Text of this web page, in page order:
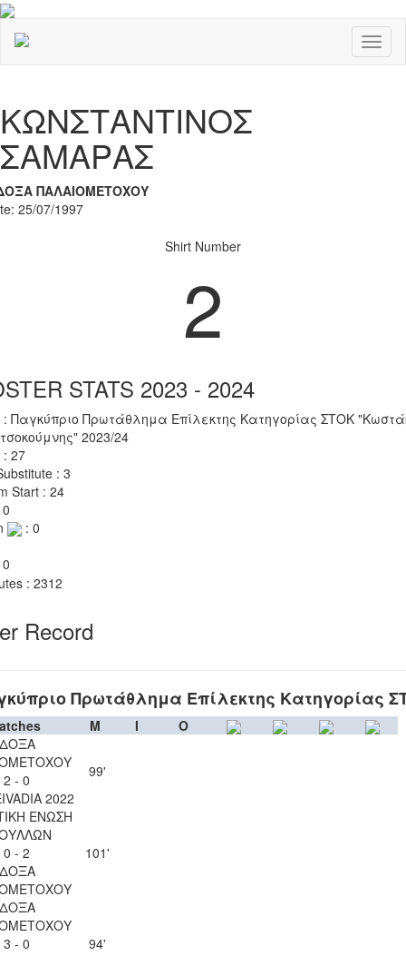
ΚΩΝΣΤΑΝΤΙΝΟΣ
ΣΑΜΑΡΑΣ
ΠΑΛΑΙΟΜΕΤΟΧΟΥ
25/07/1997
Shirt Number
2
STATS 2023 - 2024
: Παγκύπριο Πρωτάθλημα Επίλεκτης Κατηγορίας ΣΤΟΚ
2023/24
: 27
: 3
Start : 24
: 0
: 2312
Record
Πρωτάθλημα Επίλεκτης Κατηγορίας
M I
O
2 - 0
2022
99'
ΕΝΩΣΗ
0 - 2
101'
3 - 0
94'